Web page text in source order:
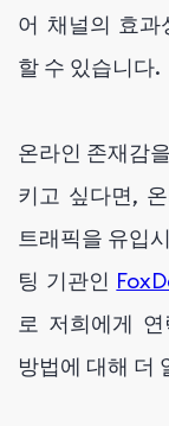
어 채널의 효과
할 수 있습니다.
온라인 존재감
키고 싶다면,
트래픽을 유입
팅 기관인
로 저희에게
방법에 대해 더